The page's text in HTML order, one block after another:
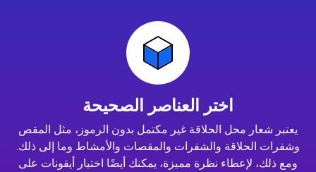
اختر العناصر الصحيحة
يعتبر شعار محل الحلاقة غير مكتمل بدون الرموز، مثل المقص
وشفرات الحلاقة والشفرات والمقصات والأمشاط وما إلى ذلك.
ومع ذلك، لإعطاء نظرة مميزة، يمكنك أيضًا اختيار أيقونات على